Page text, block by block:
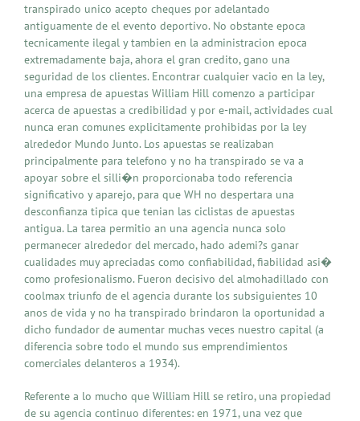
transpirado unico acepto cheques por adelantado
antiguamente de el evento deportivo. No obstante epoca
tecnicamente ilegal y tambien en la administracion epoca
extremadamente baja, ahora el gran credito, gano una
seguridad de los clientes. Encontrar cualquier vacio en la ley,
una empresa de apuestas William Hill comenzo a participar
acerca de apuestas a credibilidad y por e-mail, actividades cual
nunca eran comunes explicitamente prohibidas por la ley
alrededor Mundo Junto. Los apuestas se realizaban
principalmente para telefono y no ha transpirado se va a
apoyar sobre el silli�n proporcionaba todo referencia
significativo y aparejo, para que WH no despertara una
desconfianza tipica que tenian las ciclistas de apuestas
antigua. La tarea permitio an una agencia nunca solo
permanecer alrededor del mercado, hado ademi?s ganar
cualidades muy apreciadas como confiabilidad, fiabilidad asi�
como profesionalismo. Fueron decisivo del almohadillado con
coolmax triunfo de el agencia durante los subsiguientes 10
anos de vida y no ha transpirado brindaron la oportunidad a
dicho fundador de aumentar muchas veces nuestro capital (a
diferencia sobre todo el mundo sus emprendimientos
comerciales delanteros a 1934).
Referente a lo mucho que William Hill se retiro, una propiedad
de su agencia continuo diferentes: en 1971, una vez que